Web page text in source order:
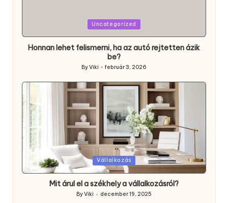
Uncategorized
Honnan lehet felismerni, ha az autó rejtetten ázik
be?
Posted
by
ByViki február 3, 2026
Posted
in
Vállalkozás
Mit árul el a székhely a vállalkozásról?
Posted
ByViki december 19, 2025